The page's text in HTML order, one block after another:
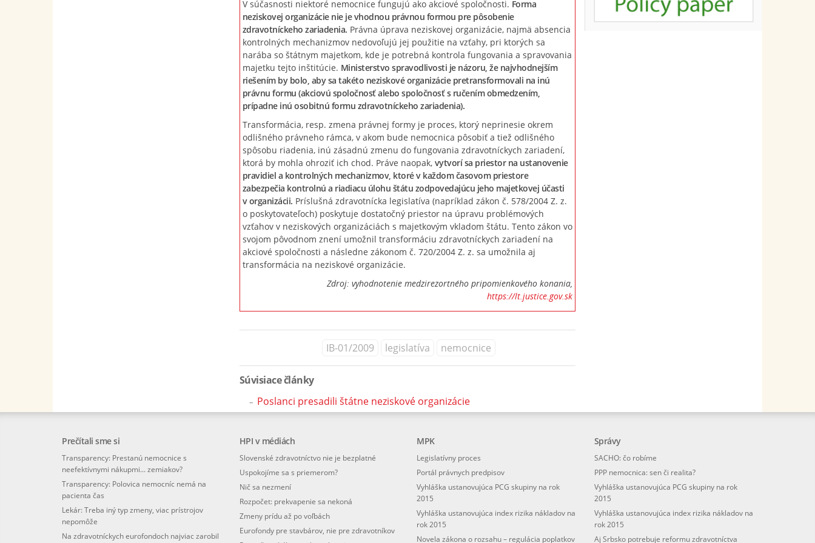
V súčasnosti niektoré nemocnice fungujú ako akciové spoločnosti. Forma
neziskovej organizácie nie je vhodnou právnou formou pre pôsobenie
zdravotníckeho zariadenia. Právna úprava neziskovej organizácie, najmä absencia
kontrolných mechanizmov nedovoľujú jej použitie na vzťahy, pri ktorých sa
narába so štátnym majetkom, kde je potrebná kontrola fungovania a spravovania
majetku tejto inštitúcie. Ministerstvo spravodlivosti je názoru, že najvhodnejším
riešením by bolo, aby sa takéto neziskové organizácie pretransformovali na inú
právnu formu (akciovú spoločnosť alebo spoločnosť s ručením obmedzením,
prípadne inú osobitnú formu zdravotníckeho zariadenia).
Transformácia, resp. zmena právnej formy je proces, ktorý neprinesie okrem
odlišného právneho rámca, v akom bude nemocnica pôsobiť a tiež odlišného
spôsobu riadenia, inú zásadnú zmenu do fungovania zdravotníckych zariadení,
ktorá by mohla ohroziť ich chod. Práve naopak, vytvorí sa priestor na ustanovenie
pravidiel a kontrolných mechanizmov, ktoré v každom časovom priestore
zabezpečia kontrolnú a riadiacu úlohu štátu zodpovedajúcu jeho majetkovej účasti
v organizácii. Príslušná zdravotnícka legislatíva (napríklad zákon č. 578/2004 Z. z.
o poskytovateľoch) poskytuje dostatočný priestor na úpravu problémových
vzťahov v neziskových organizáciách s majetkovým vkladom štátu. Tento zákon vo
svojom pôvodnom znení umožnil transformáciu zdravotníckych zariadení na
akciové spoločnosti a následne zákonom č. 720/2004 Z. z. sa umožnila aj
transformácia na neziskové organizácie.
Zdroj: vyhodnotenie medzirezortného pripomienkového konania,
https://lt.justice.gov.sk
IB-01/2009 legislatíva nemocnice
Súvisiace články
Poslanci presadili štátne neziskové organizácie
Prečítali sme si
Transparency: Prestanú nemocnice s
neefektívnymi nákupmi... zemiakov?
Transparency: Polovica nemocníc nemá na
pacienta čas
Lekár: Treba iný typ zmeny, viac prístrojov
nepomôže
Na zdravotníckych eurofondoch najviac zarobil
HPI v médiách
Slovenské zdravotníctvo nie je bezplatné
Uspokojíme sa s priemerom?
Nič sa nezmení
Rozpočet: prekvapenie sa nekoná
Zmeny prídu až po voľbách
Eurofondy pre stavbárov, nie pre zdravotníkov
MPK
Legislatívny proces
Portál právnych predpisov
Vyhláška ustanovujúca PCG skupiny na rok
2015
Vyhláška ustanovujúca index rizika nákladov na
rok 2015
Novela zákona o rozsahu – regulácia poplatkov
Správy
SACHO: čo robíme
PPP nemocnica: sen či realita?
Vyhláška ustanovujúca PCG skupiny na rok
2015
Vyhláška ustanovujúca index rizika nákladov na
rok 2015
Aj Srbsko potrebuje reformu zdravotníctva